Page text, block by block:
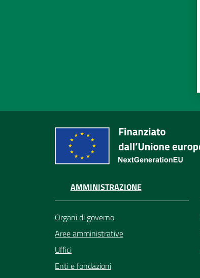
AMMINISTRAZIONE
Organi di governo
Aree amministrative
Uffici
Enti e fondazioni